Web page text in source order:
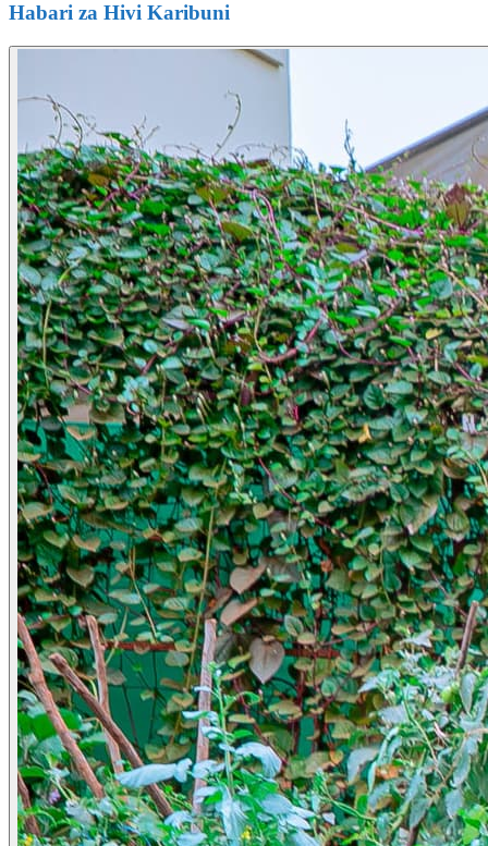
Habari za Hivi Karibuni